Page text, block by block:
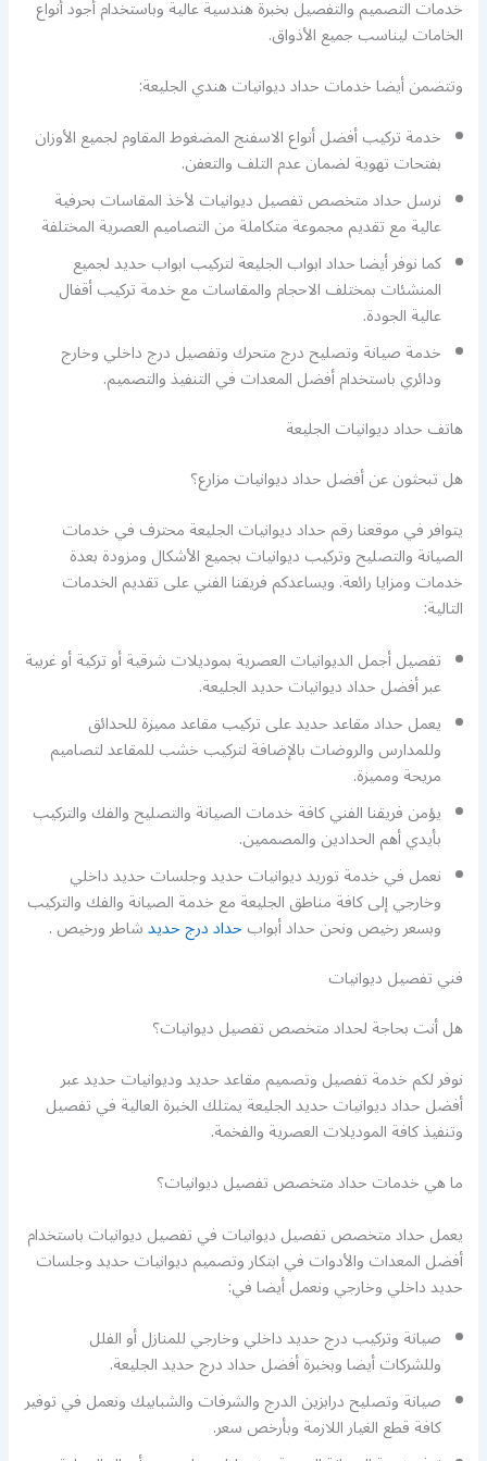
خدمات التصميم والتفصيل بخبرة هندسية عالية وباستخدام أجود أنواع
الخامات ليناسب جميع الأذواق.
وتتضمن أيضا خدمات حداد ديوانيات هندي الجليعة:
خدمة تركيب أفضل أنواع الاسفنج المضغوط المقاوم لجميع الأوزان
بفتحات تهوية لضمان عدم التلف والتعفن.
نرسل حداد متخصص تفصيل ديوانيات لأخذ المقاسات بحرفية
عالية مع تقديم مجموعة متكاملة من التصاميم العصرية المختلفة
كما نوفر أيضا حداد ابواب الجليعة لتركيب ابواب حديد لجميع
المنشئات بمختلف الاحجام والمقاسات مع خدمة تركيب أقفال
عالية الجودة.
خدمة صيانة وتصليح درج متحرك وتفصيل درج داخلي وخارج
ودائري باستخدام أفضل المعدات في التنفيذ والتصميم.
هاتف حداد ديوانيات الجليعة
هل تبحثون عن أفضل حداد ديوانيات مزارع؟
يتوافر في موقعنا رقم حداد ديوانيات الجليعة محترف في خدمات
الصيانة والتصليح وتركيب ديوانيات بجميع الأشكال ومزودة بعدة
خدمات ومزايا رائعة. ويساعدكم فريقنا الفني على تقديم الخدمات
التالية:
تفصيل أجمل الديوانيات العصرية بموديلات شرقية أو تركية أو غربية
عبر أفضل حداد ديوانيات حديد الجليعة.
يعمل حداد مقاعد حديد على تركيب مقاعد مميزة للحدائق
وللمدارس والروضات بالإضافة لتركيب خشب للمقاعد لتصاميم
مريحة ومميزة.
يؤمن فريقنا الفني كافة خدمات الصيانة والتصليح والفك والتركيب
بأيدي أهم الحدادين والمصممين.
نعمل في خدمة توريد ديوانيات حديد وجلسات حديد داخلي
وخارجي إلى كافة مناطق الجليعة مع خدمة الصيانة والفك والتركيب
وبسعر رخيص ونحن حداد أبوابحداد درج حديدشاطر ورخيص .
فني تفصيل ديوانيات
هل أنت بحاجة لحداد متخصص تفصيل ديوانيات؟
نوفر لكم خدمة تفصيل وتصميم مقاعد حديد وديوانيات حديد عبر
أفضل حداد ديوانيات حديد الجليعة يمتلك الخبرة العالية في تفصيل
وتنفيذ كافة الموديلات العصرية والفخمة.
ما هي خدمات حداد متخصص تفصيل ديوانيات؟
يعمل حداد متخصص تفصيل ديوانيات في تفصيل ديوانيات باستخدام
أفضل المعدات والأدوات في ابتكار وتصميم ديوانيات حديد وجلسات
حديد داخلي وخارجي ونعمل أيضا في:
صيانة وتركيب درج حديد داخلي وخارجي للمنازل أو الفلل
وللشركات أيضا وبخبرة أفضل حداد درج حديد الجليعة.
صيانة وتصليح درابزين الدرج والشرفات والشبابيك ونعمل في توفير
كافة قطع الغيار اللازمة وبأرخص سعر.